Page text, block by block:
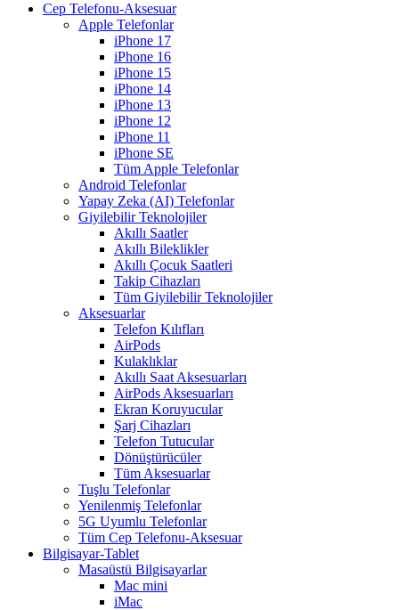
Cep Telefonu-Aksesuar
Apple Telefonlar
iPhone 17
iPhone 16
iPhone 15
iPhone 14
iPhone 13
iPhone 12
iPhone 11
iPhone SE
Tüm Apple Telefonlar
Android Telefonlar
Yapay Zeka (AI) Telefonlar
Giyilebilir Teknolojiler
Akıllı Saatler
Akıllı Bileklikler
Akıllı Çocuk Saatleri
Takip Cihazları
Tüm Giyilebilir Teknolojiler
Aksesuarlar
Telefon Kılıfları
AirPods
Kulaklıklar
Akıllı Saat Aksesuarları
AirPods Aksesuarları
Ekran Koruyucular
Şarj Cihazları
Telefon Tutucular
Dönüştürücüler
Tüm Aksesuarlar
Tuşlu Telefonlar
Yenilenmiş Telefonlar
5G Uyumlu Telefonlar
Tüm Cep Telefonu-Aksesuar
Bilgisayar-Tablet
Masaüstü Bilgisayarlar
Mac mini
iMac